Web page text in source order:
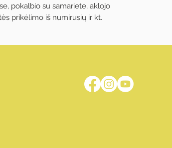
pokalbio su samariete, aklojo
prikėlimo iš numirusių ir kt.